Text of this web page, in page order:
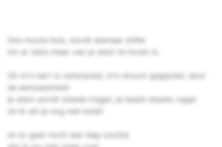
Ons mooie huis, wordt alsmaar stiller
tot er niets meer van je stem te horen is.
Oh m'n hart is verbrijzeld, m'n droom gegijzeld, door
de eenzaamheid
je stem wordt steeds trager, je beeld steeds vager
oh ik wil je nog niet kwijt!
en er gaat nooit een dag voorbij